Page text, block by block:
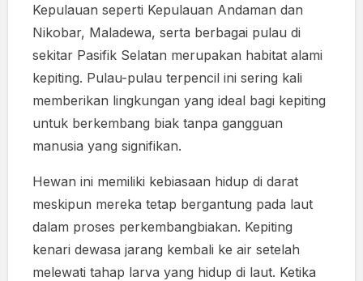
Kepulauan seperti Kepulauan Andaman dan
Nikobar, Maladewa, serta berbagai pulau di
sekitar Pasifik Selatan merupakan habitat alami
kepiting. Pulau-pulau terpencil ini sering kali
memberikan lingkungan yang ideal bagi kepiting
untuk berkembang biak tanpa gangguan
manusia yang signifikan.
Hewan ini memiliki kebiasaan hidup di darat
meskipun mereka tetap bergantung pada laut
dalam proses perkembangbiakan. Kepiting
kenari dewasa jarang kembali ke air setelah
melewati tahap larva yang hidup di laut. Ketika